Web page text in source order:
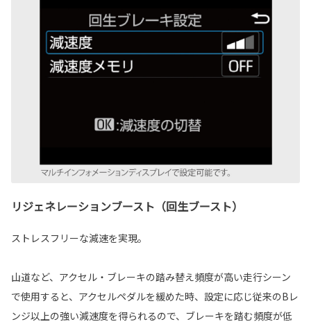
リジェネレーションブースト（回生ブースト）
ストレスフリーな減速を実現。
山道など、アクセル・ブレーキの踏み替え頻度が高い走行シーン
で使用すると、アクセルペダルを緩めた時、設定に応じ従来のBレ
ンジ以上の強い減速度を得られるので、ブレーキを踏む頻度が低